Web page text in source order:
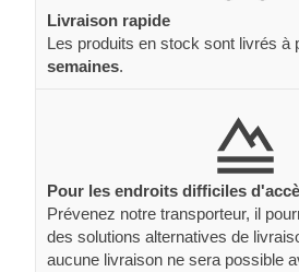
Livraison rapide
Les produits en stock sont livrés à
semaines.
Pour les endroits difficiles
Prévenez notre transporteur, il
des solutions alternatives de
aucune livraison ne sera possible